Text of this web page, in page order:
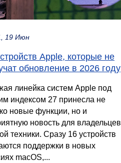
19 Июн
Apple, которые не
обновление в 2026 году
линейка систем Apple под
индексом 27 принесла не
новые функции, но и
новость для владельцев
техники. Сразу 16 устройств
поддержки в новых
macOS,...